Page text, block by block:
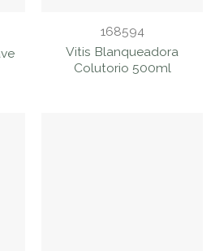
168594
Vitis Blanqueadora
Colutorio 500ml